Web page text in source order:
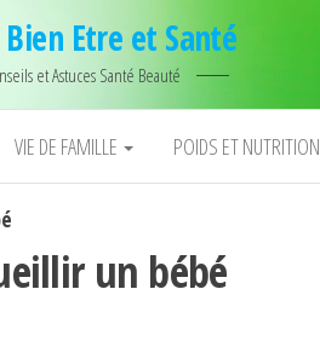
Etre et Santé
et Astuces Santé Beauté
VIE DE FAMILLE POIDS ET NUTRITION
un bébé